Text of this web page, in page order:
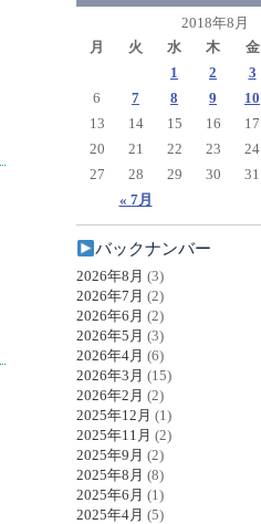
2018年8月
月
火 水 木 金
« 7月
1 2 3
6
7 8 9 10
13
14 15 16 17
20
21 22 23 24
27
28 29 30 31
バックナンバー
2026年8月 (3)
2026年7月 (2)
2026年6月 (2)
2026年5月 (3)
2026年4月 (6)
2026年3月 (15)
2026年2月 (2)
2025年12月 (1)
2025年11月 (2)
2025年9月 (2)
2025年8月 (8)
2025年6月 (1)
2025年4月 (5)